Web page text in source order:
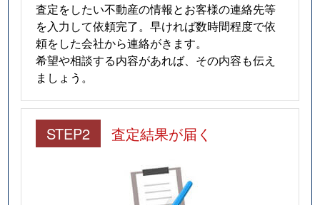
査定をしたい不動産の情報とお客様の連絡先等
を入力して依頼完了。早ければ数時間程度で依
頼をした会社から連絡がきます。
希望や相談する内容があれば、その内容も伝え
ましょう。
STEP2 査定結果が届く